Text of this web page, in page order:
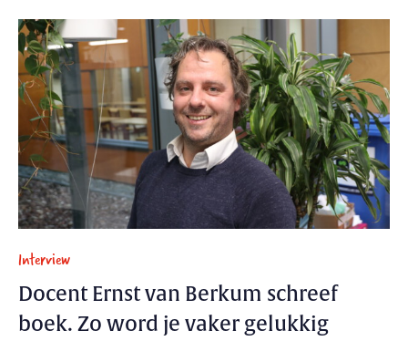
Interview
Docent Ernst van Berkum schreef
boek. Zo word je vaker gelukkig